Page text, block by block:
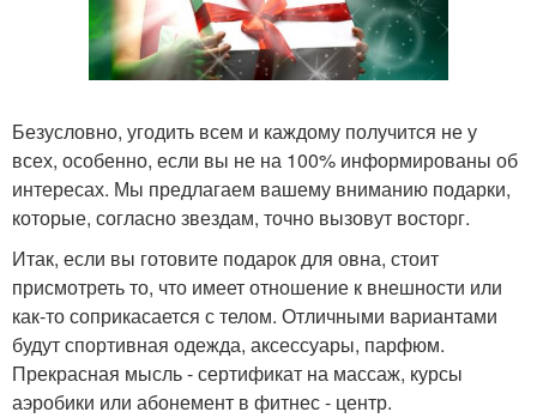
Безусловно, угодить всем и каждому получится не у
всех, особенно, если вы не на 100% информированы об
интересах. Мы предлагаем вашему вниманию подарки,
которые, согласно звездам, точно вызовут восторг.
Итак, если вы готовите подарок для овна, стоит
присмотреть то, что имеет отношение к внешности или
как-то соприкасается с телом. Отличными вариантами
будут спортивная одежда, аксессуары, парфюм.
Прекрасная мысль - сертификат на массаж, курсы
аэробики или абонемент в фитнес - центр.